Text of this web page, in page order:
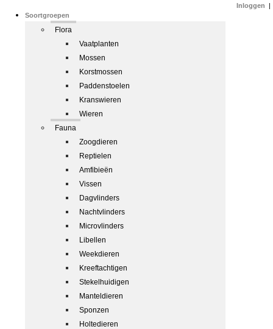
Soortgroepen
Flora
Vaatplanten
Mossen
Korstmossen
Paddenstoelen
Kranswieren
Wieren
Fauna
Zoogdieren
Reptielen
Amfibieën
Vissen
Dagvlinders
Nachtvlinders
Microvlinders
Libellen
Weekdieren
Kreeftachtigen
Stekelhuidigen
Manteldieren
Sponzen
Holtedieren
Inloggen |